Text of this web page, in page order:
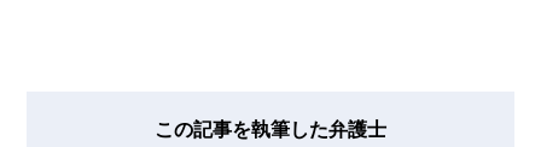
この記事を執筆した弁護士